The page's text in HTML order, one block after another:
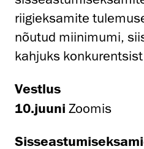
riigieksamite
nõutud miinimumi,
kahjuks
Vestlus
10.juuni Zoomis